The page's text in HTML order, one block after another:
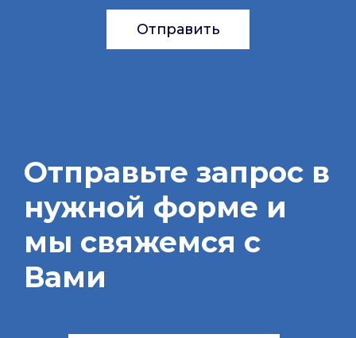
Отправить
Отправьте запрос в
нужной форме и
мы свяжемся с
Вами